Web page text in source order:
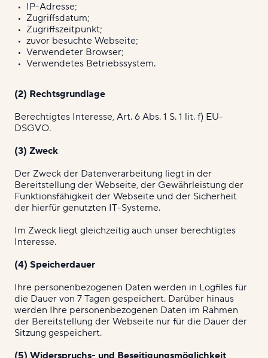
IP-Adresse;
Zugriffsdatum;
Zugriffszeitpunkt;
zuvor besuchte Webseite;
Verwendeter Browser;
Verwendetes Betriebssystem.
(2) Rechtsgrundlage
Berechtigtes Interesse, Art. 6 Abs. 1 S. 1 lit. f) EU-
DSGVO.
(3) Zweck
Der Zweck der Datenverarbeitung liegt in der
Bereitstellung der Webseite, der Gewährleistung der
Funktionsfähigkeit der Webseite und der Sicherheit
der hierfür genutzten IT-Systeme.
Im Zweck liegt gleichzeitig auch unser berechtigtes
Interesse.
(4) Speicherdauer
Ihre personenbezogenen Daten werden in Logfiles für
die Dauer von 7 Tagen gespeichert. Darüber hinaus
werden Ihre personenbezogenen Daten im Rahmen
der Bereitstellung der Webseite nur für die Dauer der
Sitzung gespeichert.
(5) Widerspruchs- und Beseitigungsmöglichkeit